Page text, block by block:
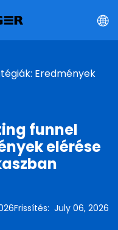
Eredmények
funnel
elérése
Frissítés: July 06, 2026